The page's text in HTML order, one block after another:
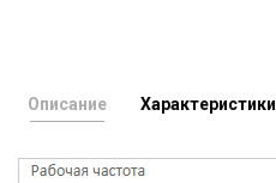
Описание Характеристики